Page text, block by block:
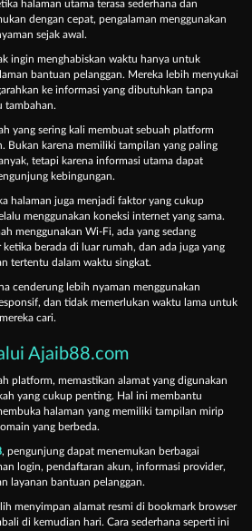
halaman utama terasa sederhana dan
dengan cepat, pengalaman menggunakan
sejak awal.
ingin menghabiskan waktu hanya untuk
bantuan pelanggan. Mereka lebih menyukai
ke informasi yang dibutuhkan tanpa
tambahan.
yang sering kali membuat sebuah platform
Bukan karena memiliki tampilan yang paling
tetapi karena informasi utama dapat
kebingungan.
halaman juga menjadi faktor yang cukup
menggunakan koneksi internet yang sama.
menggunakan Wi-Fi, ada yang sedang
berada di luar rumah, dan ada juga yang
tertentu dalam waktu singkat.
cenderung lebih nyaman menggunakan
dan tidak memerlukan waktu lama untuk
cari.
Ajaib88.com
platform, memastikan alamat yang digunakan
yang cukup penting. Hal ini membantu
halaman yang memiliki tampilan mirip
yang berbeda.
, pengunjung dapat menemukan berbagai
login, pendaftaran akun, informasi provider,
layanan bantuan pelanggan.
menyimpan alamat resmi di bookmark browser
di kemudian hari. Cara sederhana seperti ini